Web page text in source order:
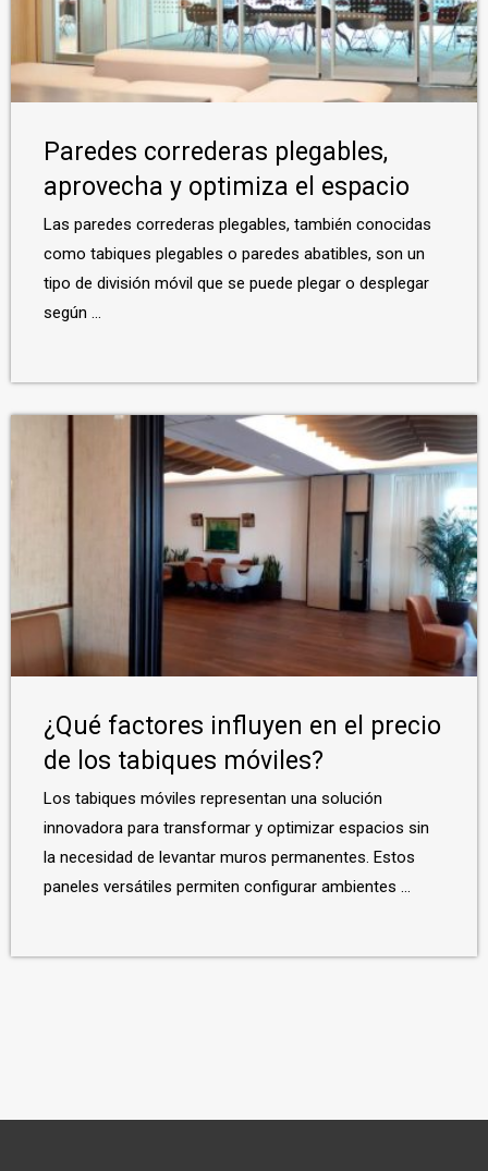
Paredes correderas plegables,
aprovecha y optimiza el espacio
Las paredes correderas plegables, también conocidas
como tabiques plegables o paredes abatibles, son un
tipo de división móvil que se puede plegar o desplegar
según ...
¿Qué factores influyen en el precio
de los tabiques móviles?
Los tabiques móviles representan una solución
innovadora para transformar y optimizar espacios sin
la necesidad de levantar muros permanentes. Estos
paneles versátiles permiten configurar ambientes ...